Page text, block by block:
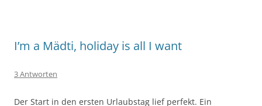
I’m a Mädti, holiday is all I want
3 Antworten
Der Start in den ersten Urlaubstag lief perfekt. Ein